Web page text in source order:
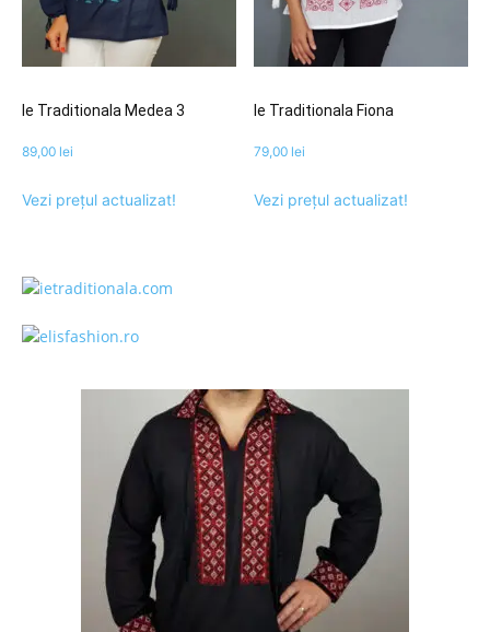
Ie Traditionala Medea 3
89,00 lei
Vezi prețul actualizat!
Ie Traditionala Fiona
79,00 lei
Vezi prețul actualizat!